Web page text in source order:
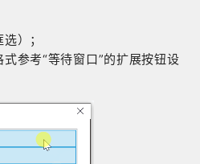
）；
参考“等待窗口”的扩展按钮设